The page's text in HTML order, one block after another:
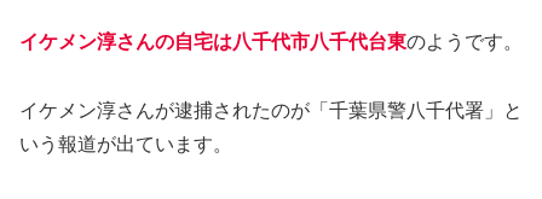
イケメン淳さんの自宅は八千代市八千代台東のようです。
イケメン淳さんが逮捕されたのが「千葉県警八千代署」と
いう報道が出ています。